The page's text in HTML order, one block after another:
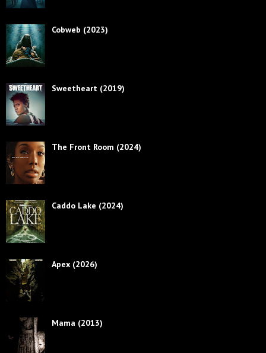
Cobweb (2023)
Sweetheart (2019)
The Front Room (2024)
Caddo Lake (2024)
Apex (2026)
Mama (2013)